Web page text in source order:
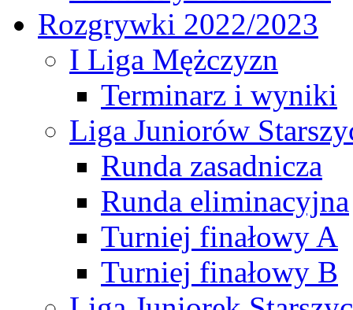
Rozgrywki 2022/2023
I Liga Mężczyzn
Terminarz i wyniki
Liga Juniorów
Runda zasadnicza
Runda eliminacyjna
Turniej finałowy A
Turniej finałowy B